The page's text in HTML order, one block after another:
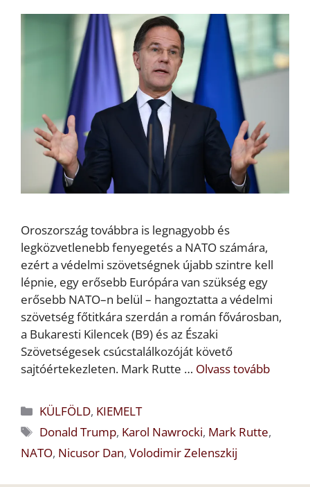
Oroszország továbbra is legnagyobb és
legközvetlenebb fenyegetés a NATO számára,
ezért a védelmi szövetségnek újabb szintre kell
lépnie, egy erősebb Európára van szükség egy
erősebb NATO–n belül – hangoztatta a védelmi
szövetség főtitkára szerdán a román fővárosban,
a Bukaresti Kilencek (B9) és az Északi
Szövetségesek csúcstalálkozóját követő
sajtóértekezleten. Mark Rutte … Olvass tovább
Kategória
KÜLFÖLD, KIEMELT
Címkék
Donald Trump, Karol Nawrocki, Mark Rutte,
NATO, Nicusor Dan, Volodimir Zelenszkij